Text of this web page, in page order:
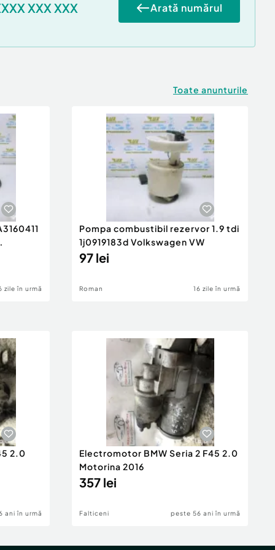
XXX XXX Arată numărul
Toate anunturile
zile în urmă
Pompa combustibil rezervor 1.9 tdi
1j0919183d Volkswagen VW
97 lei
Roman 16 zile în urmă
2.0
ani în urmă
Electromotor BMW Seria 2 F45 2.0
Motorina 2016
357 lei
Falticeni peste 56 ani în urmă